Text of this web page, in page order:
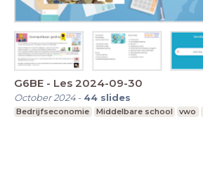
G6BE - Les 2024-09-30
October 2024- 44 slides
Bedrijfseconomie Middelbare school vwo